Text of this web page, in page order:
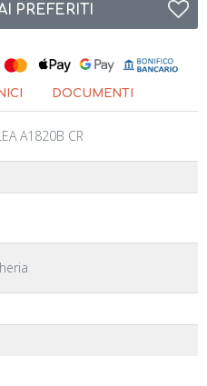
PREFERITI
DOCUMENTI
A1820B CR